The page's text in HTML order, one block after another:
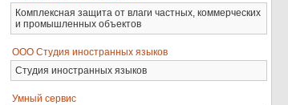
Комплексная защита от влаги частных, коммерческих
и промышленных объектов
ООО Студия иностранных языков
Студия иностранных языков
Умный сервис